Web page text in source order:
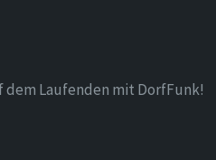
dem Laufenden mit DorfFunk!